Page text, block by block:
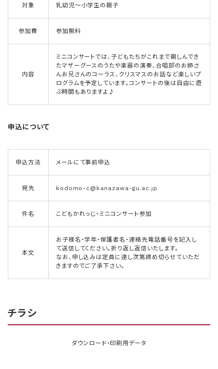
対象 乳幼児～小学生の親子
参加費 参加無料
内容
ミニコンサートでは、子どもたちがこれまで親しんでき
たマザーグースのうたや楽器の演奏、合唱部のお姉さ
んお兄さんのコーラス、クリスマスのお話など楽しいプ
ログラムを予定しています。コンサートの後は自由に遊
ぶ時間もありますよ♪
申込について
申込方法 メールにて事前申込
宛先 kodomo-c@kanazawa-gu.ac.jp
件名 こどもかれっじ・ミニコンサート参加
本文
お子様名・学年・保護者名・連絡先電話番号を記入し
て送信してください。折り返し返信いたします。
なお、申し込みは定員に達し次第締め切らせていただ
きますのでご了承下さい。
チラシ
ダウンロード・印刷用データ